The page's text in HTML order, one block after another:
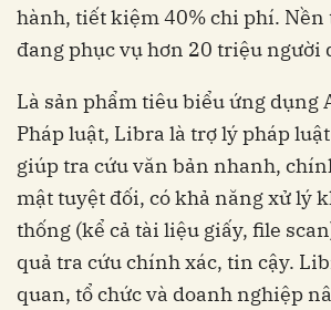
hành, tiết kiệm 40% chi phí. Nền
đang phục vụ hơn 20 triệu người
Là sản phẩm tiêu biểu ứng dụng
Pháp luật, Libra là trợ lý pháp
giúp tra cứu văn bản nhanh,
mật tuyệt đối, có khả năng xử lý
thống (kể cả tài liệu giấy, file
quả tra cứu chính xác, tin cậy.
quan, tổ chức và doanh nghiệp